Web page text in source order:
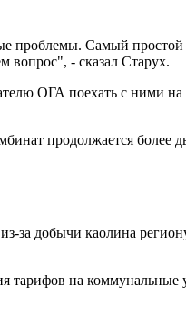
проблемы. Самый
вопрос", - сказал Старух.
ОГА поехать с ними
продолжается более
за добычи каолина
тарифов на коммунальные